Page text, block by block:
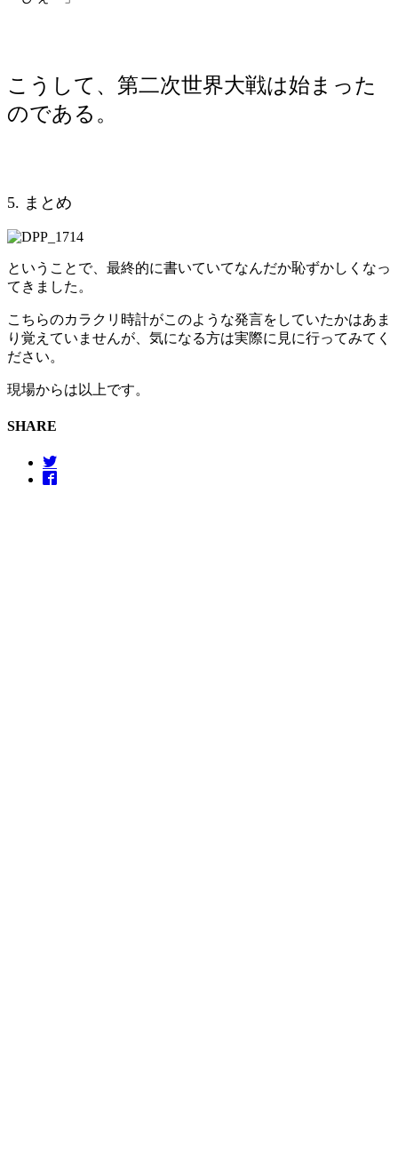
こうして、第二次世界大戦は始まった
のである。
5. まとめ
ということで、最終的に書いていてなんだか恥ずかしくなっ
てきました。
こちらのカラクリ時計がこのような発言をしていたかはあま
り覚えていませんが、気になる方は実際に見に行ってみてく
ださい。
現場からは以上です。
SHARE